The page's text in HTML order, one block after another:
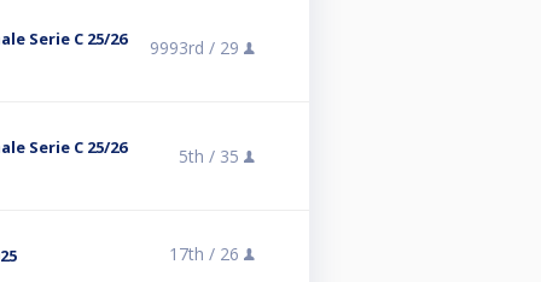
Serie C 25/26
9993rd / 29
Serie C 25/26
5th / 35
17th / 26